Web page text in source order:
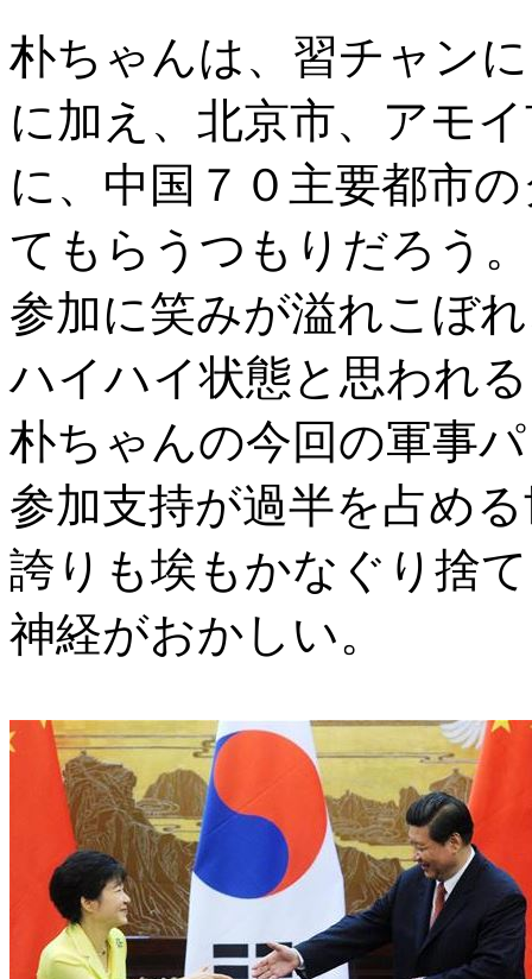
朴ちゃんは、習チャン
に加え、北京市、アモ
に、中国７０主要都市
てもらうつもりだろう
参加に笑みが溢れこぼ
ハイハイ状態と思われ
朴ちゃんの今回の軍事
参加支持が過半を占め
誇りも埃もかなぐり捨
神経がおかしい。